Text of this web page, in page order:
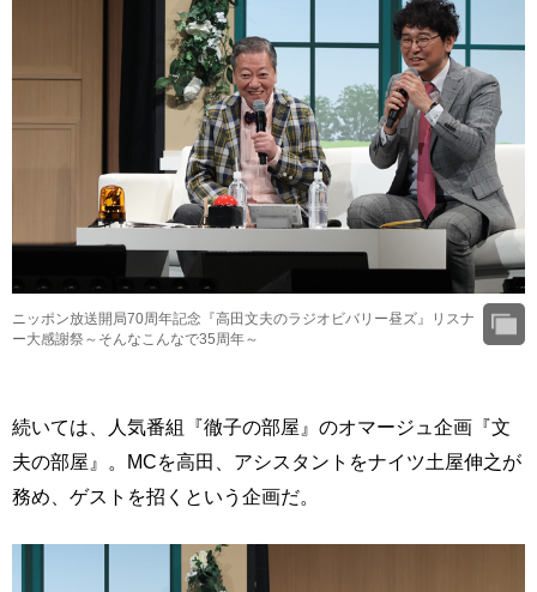
ニッポン放送開局70周年記念『高田文夫のラジオビバリー昼ズ』リスナ
ー大感謝祭～そんなこんなで35周年～
続いては、人気番組『徹子の部屋』のオマージュ企画『文
夫の部屋』。MCを高田、アシスタントをナイツ土屋伸之が
務め、ゲストを招くという企画だ。